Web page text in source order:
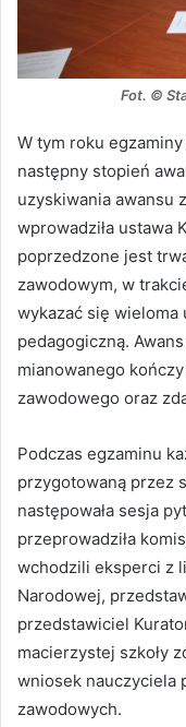
Fot. ©
W tym roku
następny stopień
uzyskiwania awansu
wprowadziła ustawa
poprzedzone jest
zawodowym, w
wykazać się wieloma
pedagogiczną.
mianowanego
zawodowego oraz
Podczas egzaminu
przygotowaną przez
następowała sesja
przeprowadziła
wchodzili eksperci z
Narodowej,
przedstawiciel
macierzystej szkoły
wniosek nauczyciela
zawodowych.